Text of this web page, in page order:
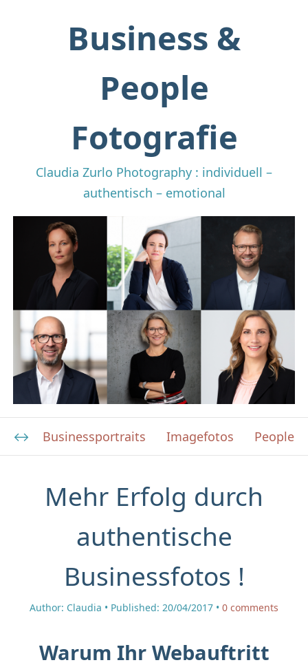
Business &
People
Fotografie
Claudia Zurlo Photography : individuell –
authentisch – emotional
Businessportraits Imagefotos People
Mehr Erfolg durch
authentische
Businessfotos !
Author: Claudia Published: 20/04/2017 0 comments
Warum Ihr Webauftritt